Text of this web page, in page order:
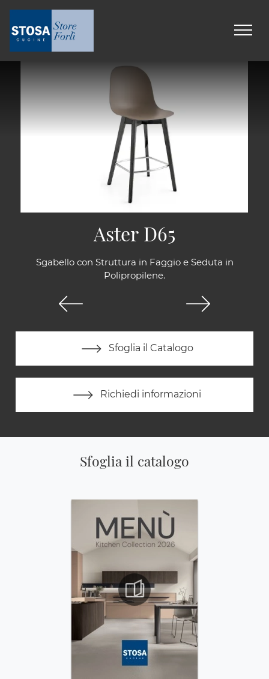
Sgabello con Struttura in Faggio e Seduta in
Polipropilene.
Sfoglia il Catalogo
Richiedi informazioni
Aster D65
Sfoglia il catalogo